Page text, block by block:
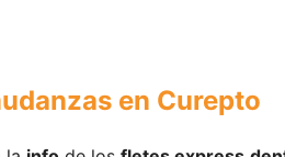
en Curepto